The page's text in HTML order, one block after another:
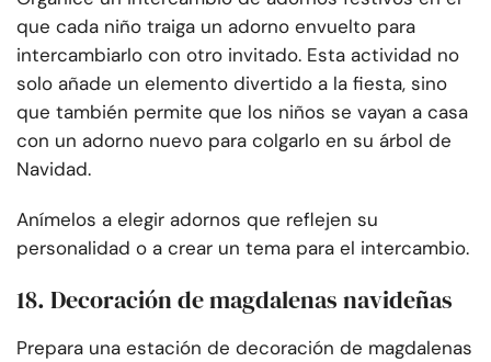
que cada niño traiga un adorno envuelto para
intercambiarlo con otro invitado. Esta actividad no
solo añade un elemento divertido a la fiesta, sino
que también permite que los niños se vayan a casa
con un adorno nuevo para colgarlo en su árbol de
Navidad.
Anímelos a elegir adornos que reflejen su
personalidad o a crear un tema para el intercambio.
18. Decoración de magdalenas navideñas
Prepara una estación de decoración de magdalenas